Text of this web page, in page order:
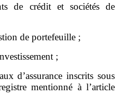
de crédit et sociétés de
de portefeuille ;
;
d’assurance inscrits sous
mentionné à l’article